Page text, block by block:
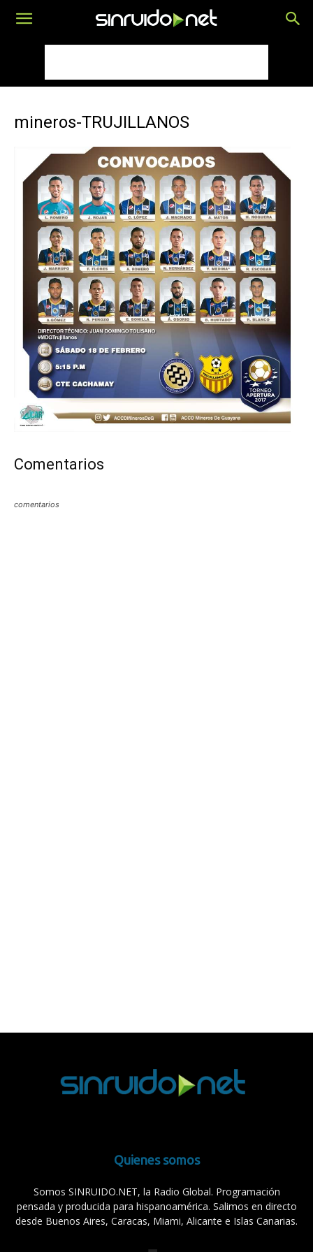
mineros-TRUJILLANOS
Comentarios
comentarios
Quienes somos
Somos SINRUIDO.NET, la Radio Global. Programación
pensada y producida para hispanoamérica. Salimos en directo
desde Buenos Aires, Caracas, Miami, Alicante e Islas Canarias.